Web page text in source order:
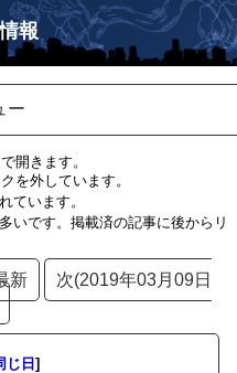
報
ー
開きます。
を外しています。
ています。
いです。掲載済の記事に後からリ
新
次(2019年03月09日
じ日 ]